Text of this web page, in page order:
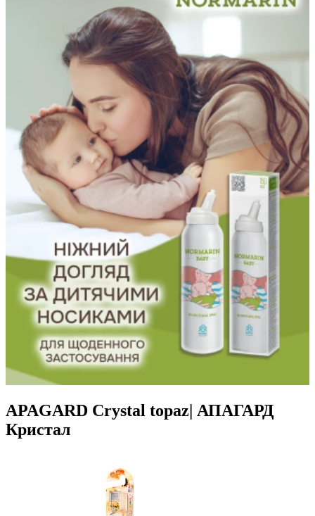
APAGARD Crystal topaz| АПАГАРД
Кристал